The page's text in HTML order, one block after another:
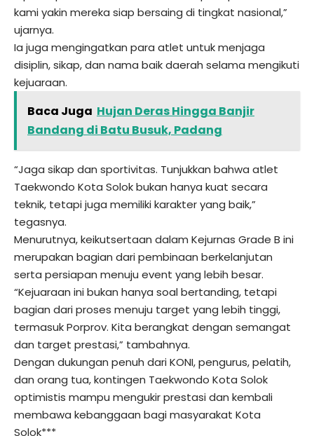
kami yakin mereka siap bersaing di tingkat nasional,”
ujarnya.
Ia juga mengingatkan para atlet untuk menjaga
disiplin, sikap, dan nama baik daerah selama mengikuti
kejuaraan.
Baca Juga Hujan Deras Hingga Banjir
Bandang di Batu Busuk, Padang
“Jaga sikap dan sportivitas. Tunjukkan bahwa atlet
Taekwondo Kota Solok bukan hanya kuat secara
teknik, tetapi juga memiliki karakter yang baik,”
tegasnya.
Menurutnya, keikutsertaan dalam Kejurnas Grade B ini
merupakan bagian dari pembinaan berkelanjutan
serta persiapan menuju event yang lebih besar.
“Kejuaraan ini bukan hanya soal bertanding, tetapi
bagian dari proses menuju target yang lebih tinggi,
termasuk Porprov. Kita berangkat dengan semangat
dan target prestasi,” tambahnya.
Dengan dukungan penuh dari KONI, pengurus, pelatih,
dan orang tua, kontingen Taekwondo Kota Solok
optimistis mampu mengukir prestasi dan kembali
membawa kebanggaan bagi masyarakat Kota
Solok***